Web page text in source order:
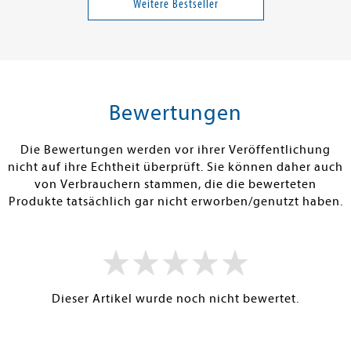
Warenkorb
Weitere Bestseller
Bewertungen
Die Bewertungen werden vor ihrer Veröffentlichung
nicht auf ihre Echtheit überprüft. Sie können daher auch
von Verbrauchern stammen, die die bewerteten
Produkte tatsächlich gar nicht erworben/genutzt haben.
Dieser Artikel wurde noch nicht bewertet.